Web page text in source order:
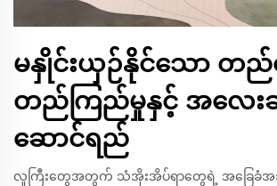
မနှိုင်းယှဉ်နိုင်သော တ
တည်ကြည်မှုနှင့် အလေးခ
ဆောင်ရည်
လူကြီးတွေအတွက် သံအိုးအိပ်ရာတွေရဲ့ အခြေခံ